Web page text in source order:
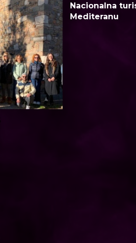
Nacionalna
Mediteranu